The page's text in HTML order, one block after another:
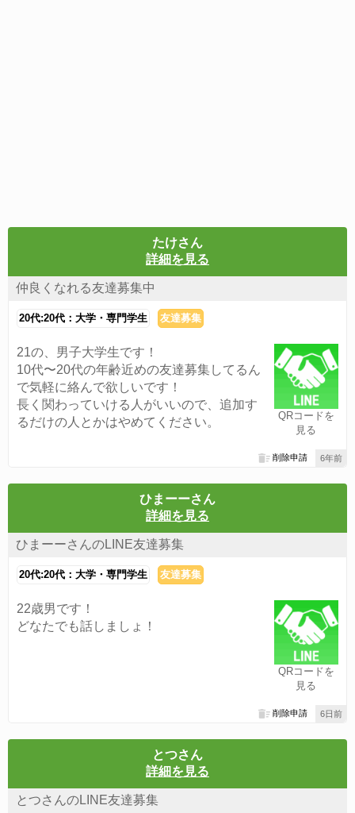
たけさん
詳細を見る
仲良くなれる友達募集中
20代:20代：大学・専門学生 友達募集
QRコードを
見る
21の、男子大学生です！
10代〜20代の年齢近めの友達募集してるん
で気軽に絡んで欲しいです！
長く関わっていける人がいいので、追加す
るだけの人とかはやめてください。
6年前
削除申請
ひまーーさん
詳細を見る
ひまーーさんのLINE友達募集
20代:20代：大学・専門学生 友達募集
QRコードを
見る
22歳男です！
どなたでも話しましょ！
6日前
削除申請
とつさん
詳細を見る
とつさんのLINE友達募集